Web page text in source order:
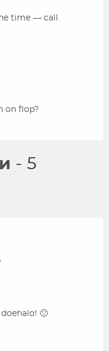
time — call
on flop?
- 5
🙁